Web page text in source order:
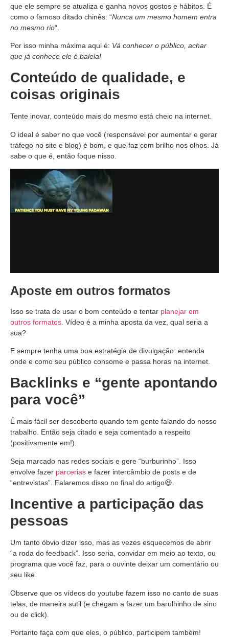
que ele sempre se atualiza e ganha novos gostos e hábitos. É
como o famoso ditado chinês: “Nunca um mesmo homem entra
no mesmo rio“.
Por isso minha máxima aqui é: Vá conhecer o público, achar
que já conhece ele é balela!
Conteúdo de qualidade, e
coisas originais
Tente inovar, conteúdo mais do mesmo está cheio na internet.
O ideal é saber no que você (responsável por aumentar e gerar
tráfego no site e blog) é bom, e que faz com brilho nos olhos. Já
sabe o que é, então foque nisso.
Aposte em outros formatos
Isso se trata de usar o bom conteúdo e tentar planejar em
outros formatos . Vídeo é a minha aposta da vez, qual seria a
sua?
E sempre tenha uma boa estratégia de divulgação: entenda
onde e como seu público consome e passa horas na internet.
Backlinks e “gente apontando
para você”
É mais fácil ser descoberto quando tem gente falando do nosso
trabalho. Então seja citado e seja comentado a respeito
(positivamente em!).
Seja marcado nas redes sociais e gere “burburinho”. Isso
envolve fazer parcerias e fazer intercâmbio de posts e de
“entrevistas”. Falaremos disso no final do artigo😆.
Incentive a participação das
pessoas
Um tanto óbvio dizer isso, mas as vezes esquecemos de abrir
“a roda do feedback”. Isso seria, convidar em meio ao texto, ou
programa que você faz, para o ouvinte deixar um comentário ou
seu like.
Observe que os vídeos do youtube fazem isso no canto de suas
telas, de maneira sutil (e chegam a fazer um barulhinho de sino
ou de click).
Portanto faça com que eles, o público, participem também!